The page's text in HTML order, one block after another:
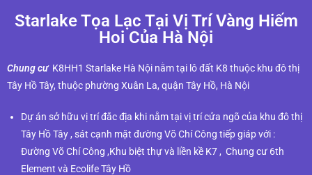
Starlake Tọa Lạc Tại Vị Trí Vàng Hiếm
Hoi Của Hà Nội
Chung cư K8HH1 Starlake Hà Nội nằm tại lô đất K8 thuộc khu đô thị
Tây Hồ Tây, thuộc phường Xuân La, quận Tây Hồ, Hà Nội
Dự án sở hữu vị trí đắc địa khi nằm tại vị trí cửa ngõ của khu đô thị
Tây Hồ Tây , sát cạnh mặt đường Võ Chí Công tiếp giáp với :
Đường Võ Chí Công ,Khu biệt thự và liền kề K7 , Chung cư 6th
Element và Ecolife Tây Hồ